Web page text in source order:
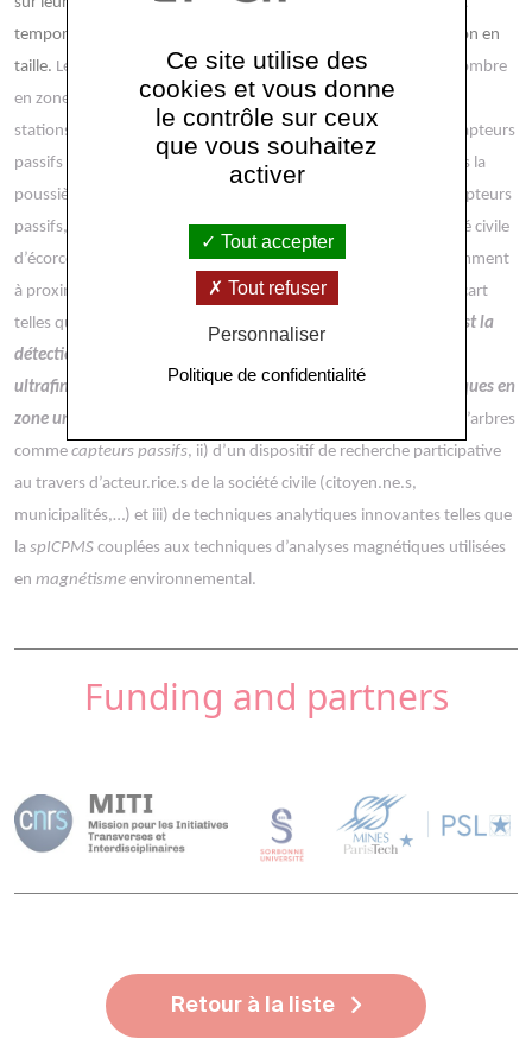
temporelle de leurs concentrations en nombre et leur distribution en
taille. Les arbres, en particulier les platanes présents en grand nombre
en zones urbaines, présentent une alternative intéressante aux
stations de mesure de la qualité de l’air car ils agissent comme capteurs
passifs en recevant et en intégrant en continu dans leurs écorces la
poussière urbaine. Ils
seront considérés comme autant de biocapteurs
passifs, ce qui permettra la collection par les acteurs de la société civile
d’écorces contenant des nanoparticules atmosphériques, notamment
à proximité des axes routiers ainsi que dans des zones plus à l’écart
telles que les parcs et les écoles.
L’objectif du projet CapNano est la
détection, le traçage et l’étude de la répartition des particules
ultrafines (ou nanoparticules) anthropogéniques atmosphériques en
zone urbaine
, par la combinaison i) de l’utilisation des écorces d’arbres
comme capteurs passifs, ii) d’un dispositif de recherche participative
au travers d’acteur.rice.s de la société civile (citoyen.ne.s,
municipalités,…) et iii) de techniques analytiques innovantes telles que
la spICPMS couplées aux techniques d’analyses magnétiques utilisées
en magnétisme environnemental.
Funding and partners
Retour à la liste
Ce site utilise des
cookies et vous donne
le contrôle sur ceux
que vous souhaitez
activer
Tout accepter
Tout refuser
Personnaliser
Politique de confidentialité